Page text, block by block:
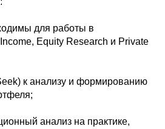
для работы в
Equity Research и Private
к анализу и формированию
анализ на практике,